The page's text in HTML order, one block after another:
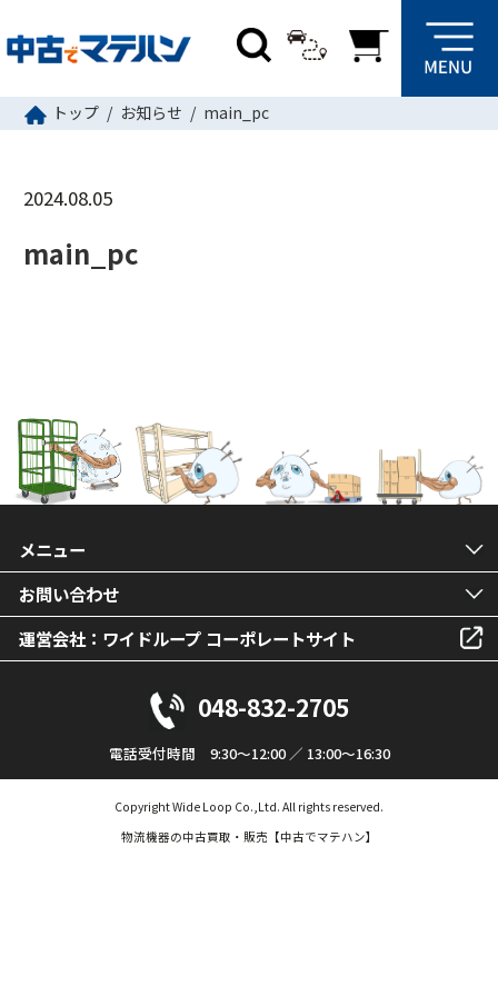
トップ お知らせ main_pc
2024.08.05
main_pc
メニュー
お問い合わせ
運営会社：ワイドループ コーポレートサイト
048-832-2705
電話受付時間 9:30～12:00 ／ 13:00～16:30
Copyright Wide Loop Co.,Ltd. All rights reserved.
物流機器の中古買取・販売【中古でマテハン】